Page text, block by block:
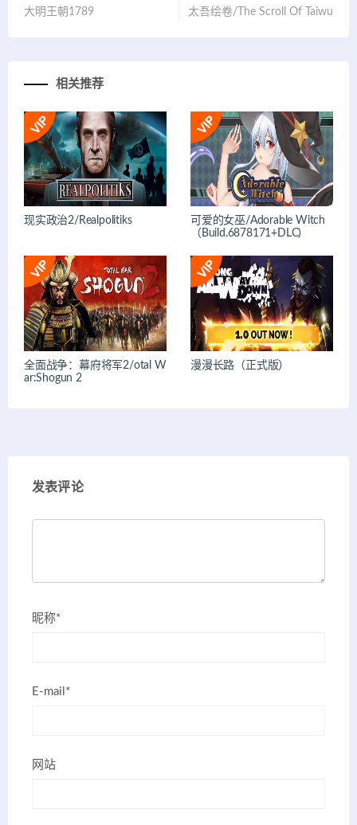
大明王朝1789
太吾绘卷/The Scroll Of Taiwu
相关推荐
现实政治2/Realpolitiks
可爱的女巫/Adorable Witch
（Build.6878171+DLC)
全面战争：幕府将军2/otal W
ar:Shogun 2
漫漫长路（正式版）
发表评论
昵称*
E-mail*
网站